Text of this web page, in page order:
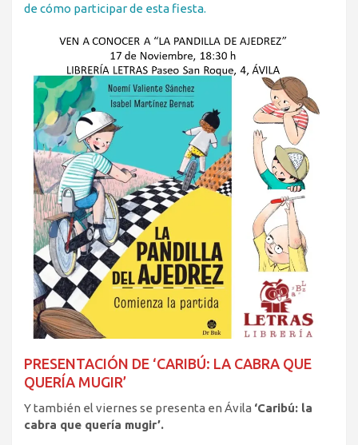
de cómo participar de esta fiesta.
PRESENTACIÓN DE ‘CARIBÚ: LA CABRA QUE
QUERÍA MUGIR’
Y también el viernes se presenta en Ávila ‘Caribú: la
cabra que quería mugir’.